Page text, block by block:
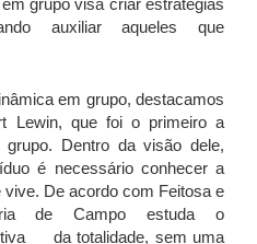
grupo visa criar estratégias
auxiliar aqueles que
em grupo, destacamos
Lewin, que foi o primeiro a
Dentro da visão dele,
é necessário conhecer a
De acordo com Feitosa e
de Campo estuda o
da totalidade, sem uma